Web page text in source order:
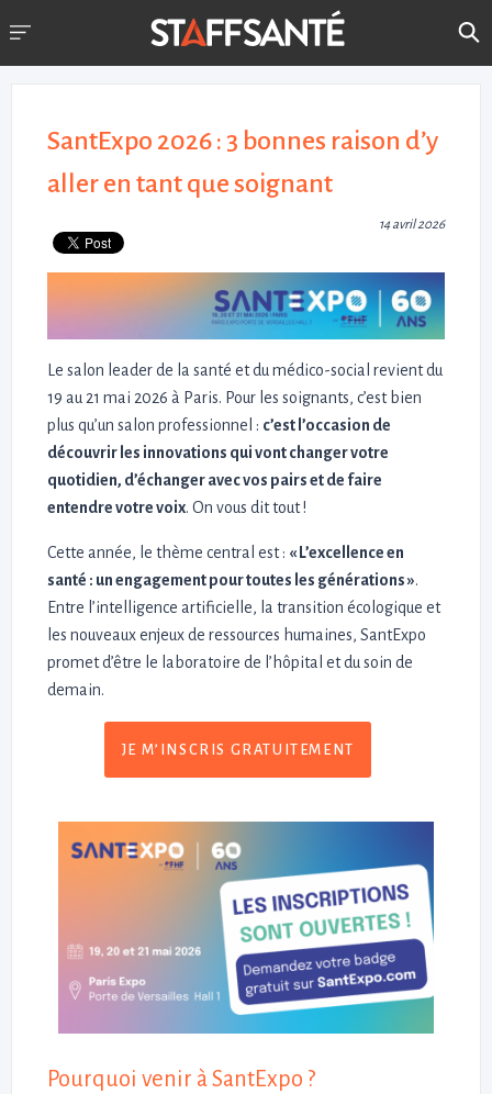
SantExpo 2026 : 3 bonnes raison d’y
aller en tant que soignant
14 avril 2026
Le salon leader de la santé et du médico-social revient du
19 au 21 mai 2026 à Paris. Pour les soignants, c’est bien
plus qu’un salon professionnel : c’est l’occasion de
découvrir les innovations qui vont changer votre
quotidien, d’échanger avec vos pairs et de faire
entendre votre voix. On vous dit tout !
Cette année, le thème central est : « L’excellence en
santé : un engagement pour toutes les générations ».
Entre l’intelligence artificielle, la transition écologique et
les nouveaux enjeux de ressources humaines, SantExpo
promet d’être le laboratoire de l’hôpital et du soin de
demain.
JE M’INSCRIS GRATUITEMENT
Pourquoi venir à SantExpo ?